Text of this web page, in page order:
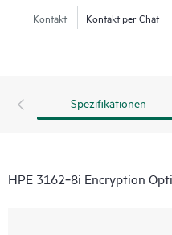
Kontakt Kontakt per Chat
Spezifikationen
HPE 3162‑8i Encryption